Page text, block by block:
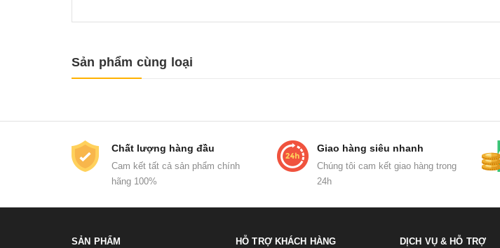
Sản phẩm cùng loại
Chất lượng hàng đầu
Cam kết tất cả sản phẩm chính
hãng 100%
Giao hàng siêu nhanh
Chúng tôi cam kết giao hàng trong
24h
SẢN PHẨM HỖ TRỢ KHÁCH HÀNG DỊCH VỤ & HỖ TRỢ